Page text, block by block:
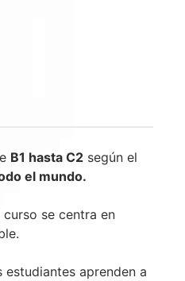
B1 hasta C2 según el
el mundo.
curso se centra en
aprenden a